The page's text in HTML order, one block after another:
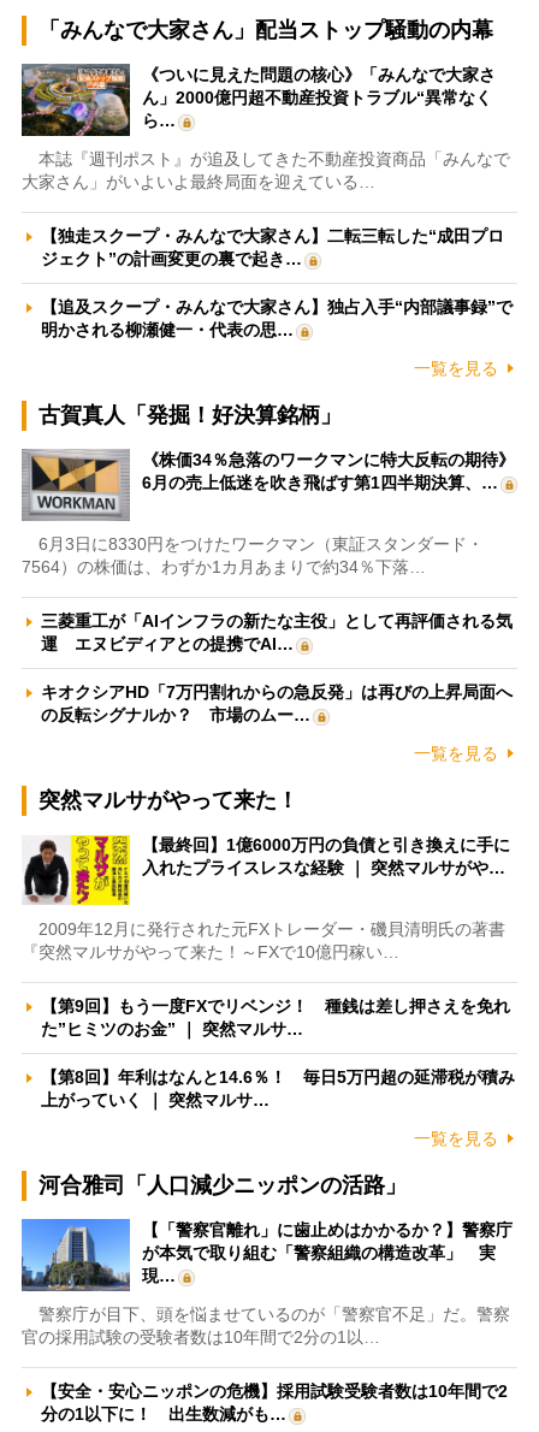
「みんなで大家さん」配当ストップ騒動の内幕
《ついに見えた問題の核心》「みんなで大家さ
ん」2000億円超不動産投資トラブル“異常なく
ら…
本誌『週刊ポスト』が追及してきた不動産投資商品「みんなで
大家さん」がいよいよ最終局面を迎えている…
【独走スクープ・みんなで大家さん】二転三転した“成田プロ
ジェクト”の計画変更の裏で起き…
【追及スクープ・みんなで大家さん】独占入手“内部議事録”で
明かされる柳瀬健一・代表の思…
一覧を見る
古賀真人「発掘！好決算銘柄」
《株価34％急落のワークマンに特大反転の期待》
6月の売上低迷を吹き飛ばす第1四半期決算、…
6月3日に8330円をつけたワークマン（東証スタンダード・
7564）の株価は、わずか1カ月あまりで約34％下落…
三菱重工が「AIインフラの新たな主役」として再評価される気
運 エヌビディアとの提携でAI…
キオクシアHD「7万円割れからの急反発」は再びの上昇局面へ
の反転シグナルか？ 市場のムー…
一覧を見る
突然マルサがやって来た！
【最終回】1億6000万円の負債と引き換えに手に
入れたプライスレスな経験 ｜ 突然マルサがや…
2009年12月に発行された元FXトレーダー・磯貝清明氏の著書
『突然マルサがやって来た！～FXで10億円稼い…
【第9回】もう一度FXでリベンジ！ 種銭は差し押さえを免れ
た”ヒミツのお金” ｜ 突然マルサ…
【第8回】年利はなんと14.6％！ 毎日5万円超の延滞税が積み
上がっていく ｜ 突然マルサ…
一覧を見る
河合雅司「人口減少ニッポンの活路」
【「警察官離れ」に歯止めはかかるか？】警察庁
が本気で取り組む「警察組織の構造改革」 実
現…
警察庁が目下、頭を悩ませているのが「警察官不足」だ。警察
官の採用試験の受験者数は10年間で2分の1以…
【安全・安心ニッポンの危機】採用試験受験者数は10年間で2
分の1以下に！ 出生数減がも…